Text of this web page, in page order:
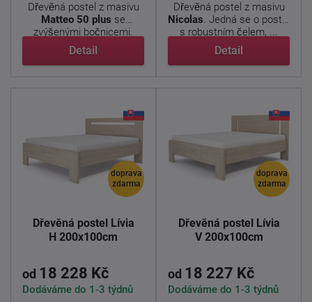
Dřevěná postel z masivu
Matteo 50 plus se
zvýšenými bočnicemi.
Jedná ...
Detail
Dřevěná postel z masivu
Nicolas. Jedná se o postel
s robustním čelem, ...
Detail
doprava
zdarma
Dřevěná postel Lívia
H 200x100cm
od 18 228 Kč
Dodáváme do 1-3 týdnů
doprava
zdarma
Dřevěná postel Lívia
V 200x100cm
od 18 227 Kč
Dodáváme do 1-3 týdnů